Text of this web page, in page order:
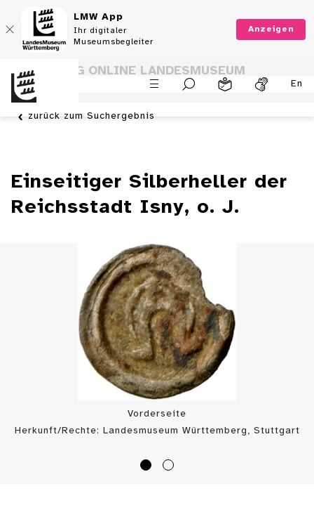
LMW App
Ihr digitaler
Museumsbegleiter
Anzeigen
En
SAMMLUNG ONLINE LANDESMUSEUM
WÜRTTEMBERG
zurück zum Suchergebnis
Einseitiger Silberheller der
Reichsstadt Isny, o. J.
Vorderseite
Herkunft/Rechte: Landesmuseum Württemberg, Stuttgart